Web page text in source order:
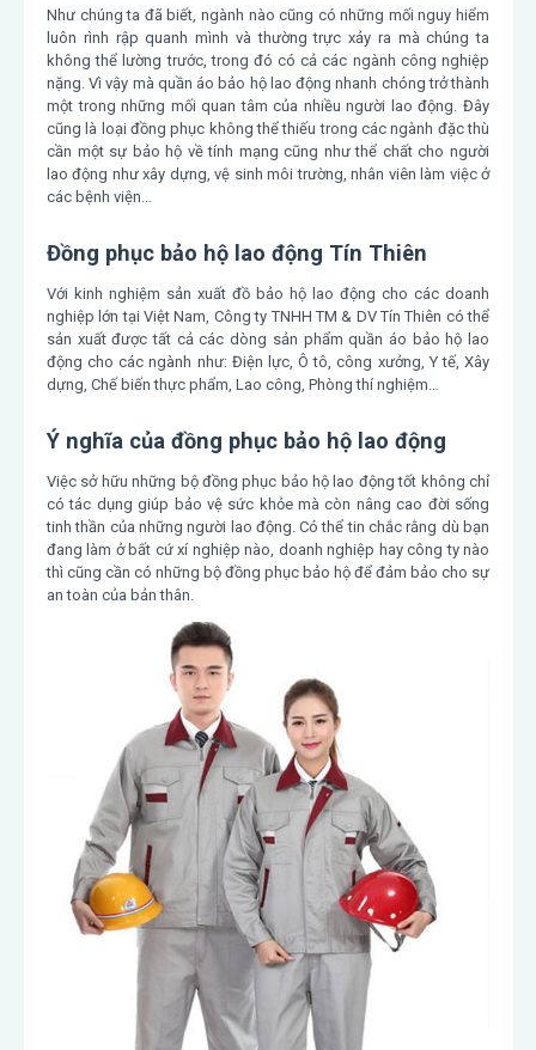
Như chúng ta đã biết, ngành nào cũng có những mối nguy hiểm
luôn rình rập quanh mình và thường trực xảy ra mà chúng ta
không thể lường trước, trong đó có cả các ngành công nghiệp
nặng. Vì vậy mà quần áo bảo hộ lao động nhanh chóng trở thành
một trong những mối quan tâm của nhiều người lao động. Đây
cũng là loại đồng phục không thể thiếu trong các ngành đặc thù
cần một sự bảo hộ về tính mạng cũng như thể chất cho người
lao động như xây dựng, vệ sinh môi trường, nhân viên làm việc ở
các bệnh viện…
Đồng phục bảo hộ lao động Tín Thiên
Với kinh nghiệm sản xuất đồ bảo hộ lao động cho các doanh
nghiệp lớn tại Việt Nam, Công ty TNHH TM & DV Tín Thiên có thể
sản xuất được tất cả các dòng sản phẩm quần áo bảo hộ lao
động cho các ngành như: Điện lực, Ô tô, công xưởng, Y tế, Xây
dựng, Chế biến thực phẩm, Lao công, Phòng thí nghiệm…
Ý nghĩa của đồng phục bảo hộ lao động
Việc sở hữu những bộ đồng phục bảo hộ lao động tốt không chỉ
có tác dụng giúp bảo vệ sức khỏe mà còn nâng cao đời sống
tinh thần của những người lao động. Có thể tin chắc rằng dù bạn
đang làm ở bất cứ xí nghiệp nào, doanh nghiệp hay công ty nào
thì cũng cần có những bộ đồng phục bảo hộ để đảm bảo cho sự
an toàn của bản thân.